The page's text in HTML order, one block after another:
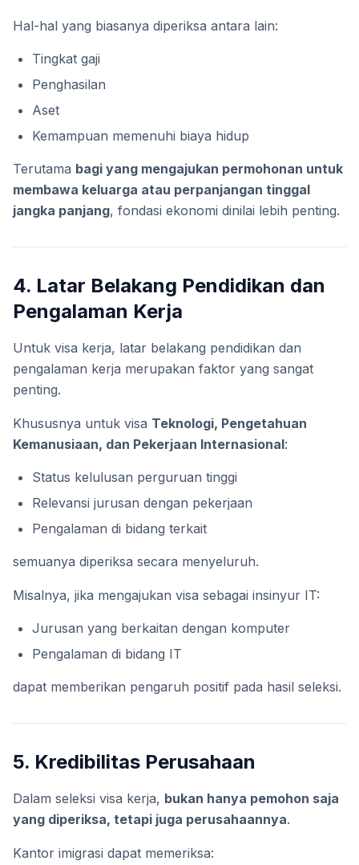
Hal-hal yang biasanya diperiksa antara lain:
Tingkat gaji
Penghasilan
Aset
Kemampuan memenuhi biaya hidup
Terutama bagi yang mengajukan permohonan untuk
membawa keluarga atau perpanjangan tinggal
jangka panjang, fondasi ekonomi dinilai lebih penting.
4. Latar Belakang Pendidikan dan
Pengalaman Kerja
Untuk visa kerja, latar belakang pendidikan dan
pengalaman kerja merupakan faktor yang sangat
penting.
Khususnya untuk visa Teknologi, Pengetahuan
Kemanusiaan, dan Pekerjaan Internasional:
Status kelulusan perguruan tinggi
Relevansi jurusan dengan pekerjaan
Pengalaman di bidang terkait
semuanya diperiksa secara menyeluruh.
Misalnya, jika mengajukan visa sebagai insinyur IT:
Jurusan yang berkaitan dengan komputer
Pengalaman di bidang IT
dapat memberikan pengaruh positif pada hasil seleksi.
5. Kredibilitas Perusahaan
Dalam seleksi visa kerja, bukan hanya pemohon saja
yang diperiksa, tetapi juga perusahaannya.
Kantor imigrasi dapat memeriksa: